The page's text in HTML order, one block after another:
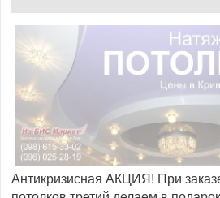
Антикризисная АКЦИЯ! При